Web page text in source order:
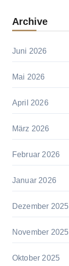
Archive
Juni 2026
Mai 2026
April 2026
März 2026
Februar 2026
Januar 2026
Dezember 2025
November 2025
Oktober 2025